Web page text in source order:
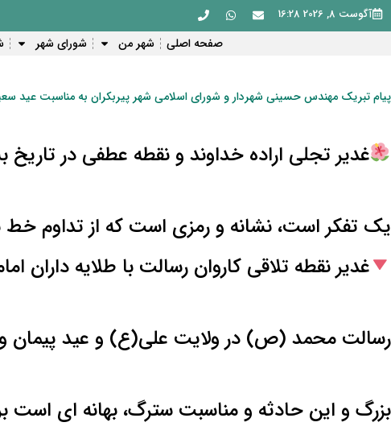
آگوست 8, 2026 16:28
صفحه اصلی شهر من شورای شهر
پیام تبریک مهندس حسینی شهردار و شورای اسلامی شهر پیربکران به مناسبت عید
غدیر تجلی اراده خداوند و نقطه عطفی در
یک تفکر است، نشانه و رمزی است که از تداوم
غدیر نقطه تلاقی کاروان رسالت با طلایه داران
رسالت محمد (ص) در ولایت علی(ع) و عید پیمان
بزرگ و این حادثه و مناسبت سترگ، بهانه ای است